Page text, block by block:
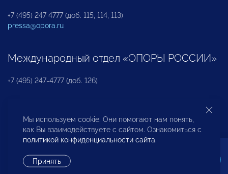
+7 (495) 247 4777 (доб. 115, 114, 113)
pressa@opora.ru
Международный отдел «ОПОРЫ РОССИИ»
+7 (495) 247-4777 (доб. 126)
Бюро по защите прав предпринимателей и
инвесторов
Мы используем cookie. Они помогают нам понять,
как Вы взаимодействуете с сайтом. Ознакомиться с
политикой конфиденциальности сайта.
Принять